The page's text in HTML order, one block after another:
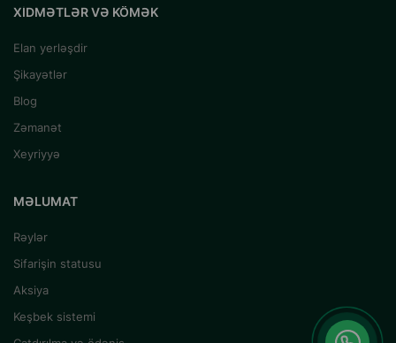
XIDMƏTLƏR VƏ KÖMƏK
Elan yerləşdir
Şikayətlər
Blog
Zəmanət
Xeyriyyə
MƏLUMAT
Rəylər
Sifarişin statusu
Aksiya
Keşbek sistemi